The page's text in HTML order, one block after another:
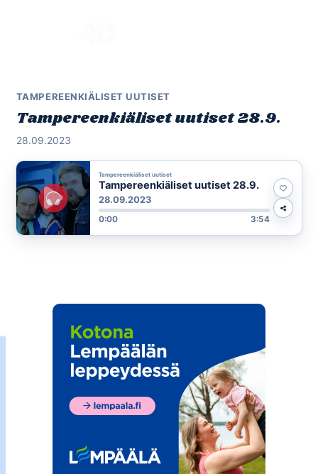
TAMPEREENKIÄLISET UUTISET
Tampereenkiäliset uutiset 28.9.
28.09.2023
Tampereenkiäliset uutiset
Tampereenkiäliset uutiset 28.9.
28.09.2023
0:00 3:54